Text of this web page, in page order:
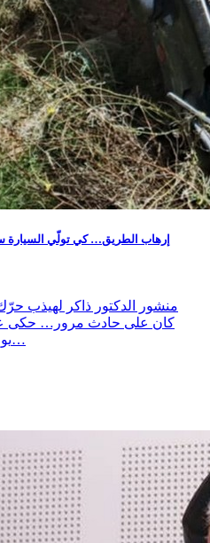
إرهاب الطريق… كي تولّي
منشور الدكتور ذاكر لهيذب
كان على حادث مرور… حكى
يوم.كي نسمعو على أم تفقد حياتها…